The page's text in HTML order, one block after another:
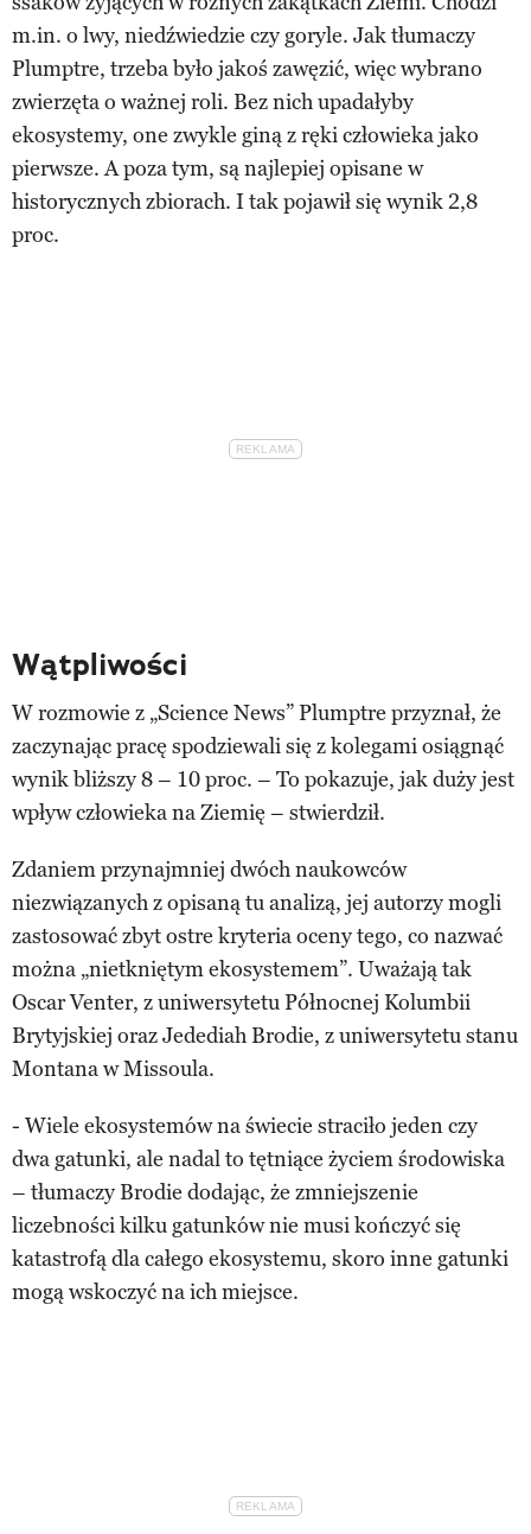
m.in. o lwy, niedźwiedzie czy goryle. Jak tłumaczy
Plumptre, trzeba było jakoś zawęzić, więc wybrano
zwierzęta o ważnej roli. Bez nich upadałyby
ekosystemy, one zwykle giną z ręki człowieka jako
pierwsze. A poza tym, są najlepiej opisane w
historycznych zbiorach. I tak pojawił się wynik 2,8
proc.
Wątpliwości
W rozmowie z „Science News” Plumptre przyznał, że
zaczynając pracę spodziewali się z kolegami osiągnąć
wynik bliższy 8 – 10 proc. – To pokazuje, jak duży jest
wpływ człowieka na Ziemię – stwierdził.
Zdaniem przynajmniej dwóch naukowców
niezwiązanych z opisaną tu analizą, jej autorzy mogli
zastosować zbyt ostre kryteria oceny tego, co nazwać
można „nietkniętym ekosystemem”. Uważają tak
Oscar Venter, z uniwersytetu Północnej Kolumbii
Brytyjskiej oraz Jedediah Brodie, z uniwersytetu stanu
Montana w Missoula.
- Wiele ekosystemów na świecie straciło jeden czy
dwa gatunki, ale nadal to tętniące życiem środowiska
– tłumaczy Brodie dodając, że zmniejszenie
liczebności kilku gatunków nie musi kończyć się
katastrofą dla całego ekosystemu, skoro inne gatunki
mogą wskoczyć na ich miejsce.